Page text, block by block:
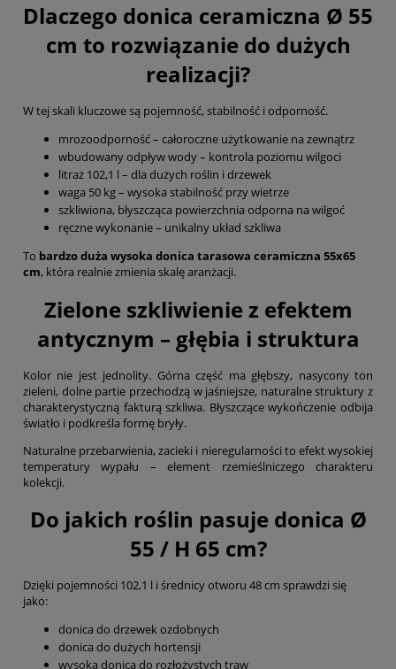
Dlaczego donica ceramiczna Ø 55
cm to rozwiązanie do dużych
realizacji?
W tej skali kluczowe są pojemność, stabilność i odporność.
mrozoodporność – całoroczne użytkowanie na zewnątrz
wbudowany odpływ wody – kontrola poziomu wilgoci
litraż 102,1 l – dla dużych roślin i drzewek
waga 50 kg – wysoka stabilność przy wietrze
szkliwiona, błyszcząca powierzchnia odporna na wilgoć
ręczne wykonanie – unikalny układ szkliwa
To bardzo duża wysoka donica tarasowa ceramiczna 55x65
cm, która realnie zmienia skalę aranżacji.
Zielone szkliwienie z efektem
antycznym – głębia i struktura
Kolor nie jest jednolity. Górna część ma głębszy, nasycony ton
zieleni, dolne partie przechodzą w jaśniejsze, naturalne struktury z
charakterystyczną fakturą szkliwa. Błyszczące wykończenie odbija
światło i podkreśla formę bryły.
Naturalne przebarwienia, zacieki i nieregularności to efekt wysokiej
temperatury wypału – element rzemieślniczego charakteru
kolekcji.
Do jakich roślin pasuje donica Ø
55 / H 65 cm?
Dzięki pojemności 102,1 l i średnicy otworu 48 cm sprawdzi się
jako:
donica do drzewek ozdobnych
donica do dużych hortensji
wysoka donica do rozłożystych traw